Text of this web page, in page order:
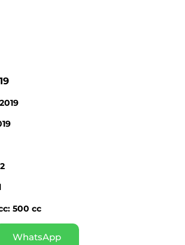
500 cc
WhatsApp